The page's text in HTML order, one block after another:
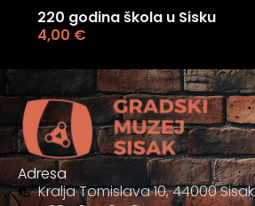
220 godina škola u Sisku
4,00 €
Adresa
Kralja Tomislava 10, 44000 Sisak